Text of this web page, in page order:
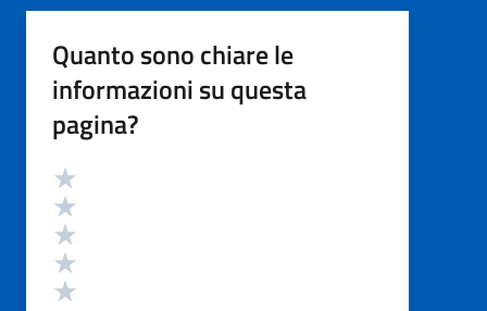
Quanto sono chiare le
informazioni su questa
pagina?
Valutazione